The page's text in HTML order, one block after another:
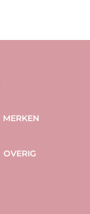
MERKEN
OVERIG